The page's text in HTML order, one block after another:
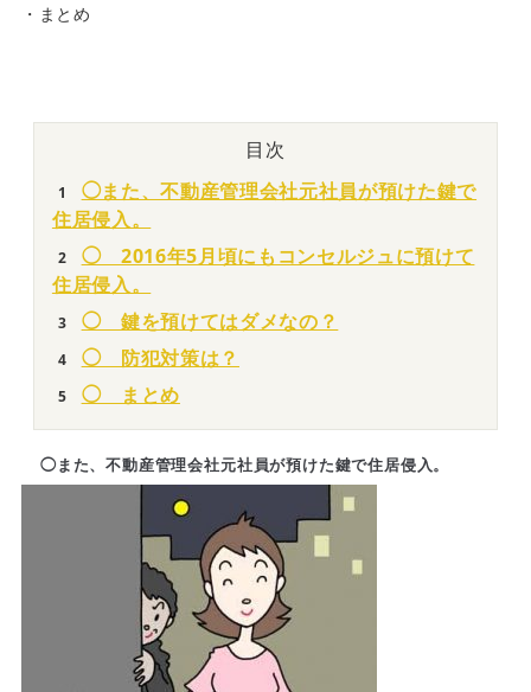
・まとめ
目次
◯また、不動産管理会社元社員が預けた鍵で
住居侵入。
◯ 2016年5月頃にもコンセルジュに預けて
住居侵入。
◯ 鍵を預けてはダメなの？
◯ 防犯対策は？
◯ まとめ
◯また、不動産管理会社元社員が預けた鍵で住居侵入。